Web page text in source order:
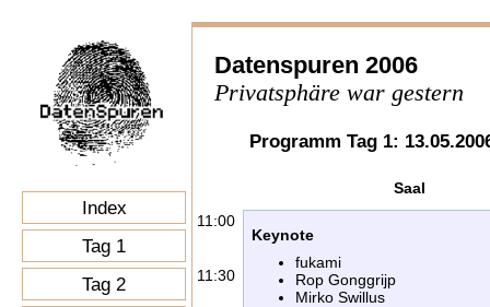
Index
Tag 1
Tag 2
Datenspuren 2006
Privatsphäre war gestern
Programm Tag 1:
Saal
11:00
Keynote
fukami
Rop Gonggrijp
Mirko Swillus
11:30